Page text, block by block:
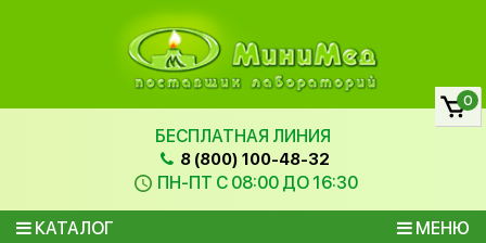
БЕСПЛАТНАЯ ЛИНИЯ
8 (800) 100-48-32
ПН-ПТ С 08:00 ДО 16:30
КАТАЛОГ МЕНЮ
0